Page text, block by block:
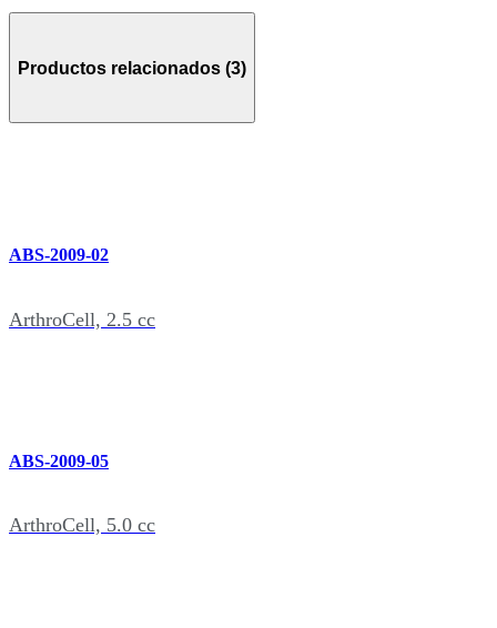
Productos relacionados (3)
ABS-2009-02
ArthroCell, 2.5 cc
ABS-2009-05
ArthroCell, 5.0 cc